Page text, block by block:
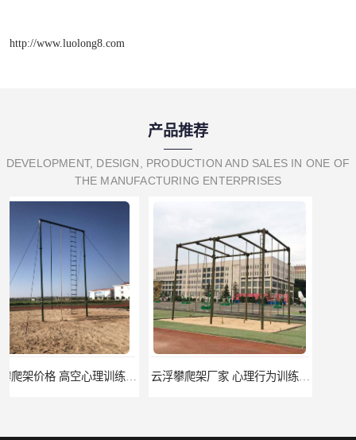
http://www.luolong8.com
产品推荐
DEVELOPMENT, DESIGN, PRODUCTION AND SALES IN ONE OF
THE MANUFACTURING ENTERPRISES
云浮攀爬架厂家 心理行为训练器材 质量保证